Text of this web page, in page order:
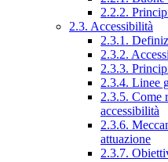
2.2.2.
2.3. Accessibilità
2.3.1.
2.3.2.
2.3.3.
2.3.4. Linee
2.3.5. Come
accessibilità
2.3.6.
attuazione
2.3.7.